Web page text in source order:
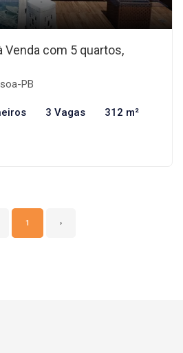
Venda com 5 quartos,
PB
3 Vagas 312 m²
1 ›